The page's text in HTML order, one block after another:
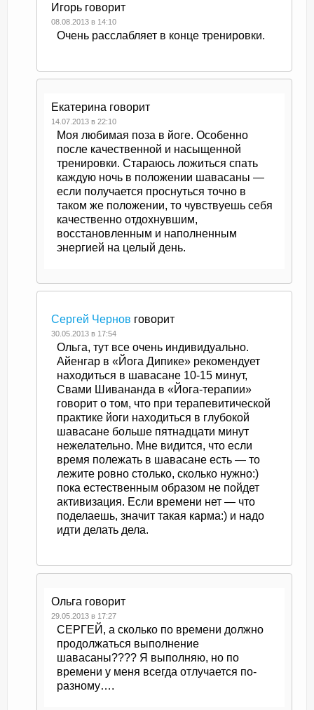
Игорь говорит
08.08.2013 в 14:10
Очень расслабляет в конце тренировки.
Екатерина говорит
14.07.2013 в 22:10
Моя любимая поза в йоге. Особенно
после качественной и насыщенной
тренировки. Стараюсь ложиться спать
каждую ночь в положении шавасаны —
если получается проснуться точно в
таком же положении, то чувствуешь себя
качественно отдохнувшим,
восстановленным и наполненным
энергией на целый день.
Сергей Чернов говорит
30.05.2013 в 17:54
Ольга, тут все очень индивидуально.
Айенгар в «Йога Дипике» рекомендует
находиться в шавасане 10-15 минут,
Свами Шивананда в «Йога-терапии»
говорит о том, что при терапевитической
практике йоги находиться в глубокой
шавасане больше пятнадцати минут
нежелательно. Мне видится, что если
время полежать в шавасане есть — то
лежите ровно столько, сколько нужно:)
пока естественным образом не пойдет
активизация. Если времени нет — что
поделаешь, значит такая карма:) и надо
идти делать дела.
Ольга говорит
29.05.2013 в 17:27
СЕРГЕЙ, а сколько по времени должно
продолжаться выполнение
шавасаны???? Я выполняю, но по
времени у меня всегда отлучается по-
разному….